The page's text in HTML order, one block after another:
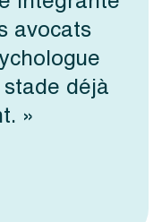
avocats
déjà
»